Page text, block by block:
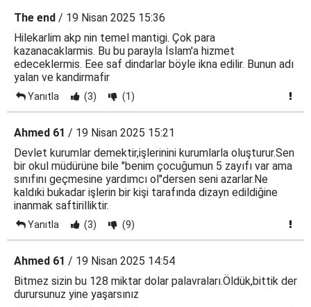
The end / 19 Nisan 2025 15:36
Hilekarlim akp nin temel mantigi. Çok para
kazanacaklarmis. Bu bu parayla İslam'a hizmet
edeceklermis. Eee saf dindarlar böyle ikna edilir. Bunun adı
yalan ve kandirmafir
Yanıtla (3) (1)
Ahmed 61 / 19 Nisan 2025 15:21
Devlet kurumlar demektir,işlerinini kurumlarla oluşturur.Sen
bir okul müdürüne bile "benim çocuğumun 5 zayıfı var ama
sınıfını geçmesine yardımcı ol"dersen seni azarlar.Ne
kaldıki bukadar işlerin bir kişi tarafında dizayn edildiğine
inanmak saftirilliktir.
Yanıtla (3) (9)
Ahmed 61 / 19 Nisan 2025 14:54
Bitmez sizin bu 128 miktar dolar palavraları.Öldük,bittik der
durursunuz yine yaşarsınız